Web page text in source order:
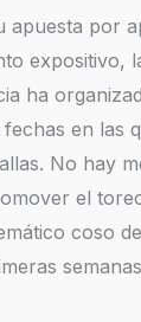
apuesta por
expositivo,
ha
en las
No hay
el
coso